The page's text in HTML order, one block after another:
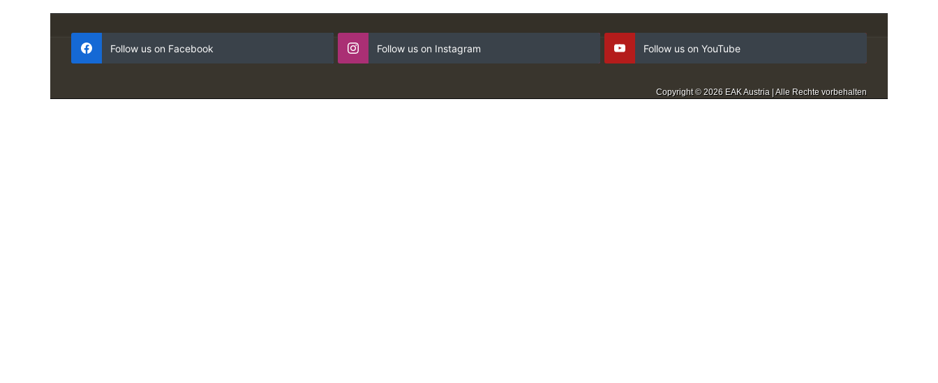
Follow us on Facebook Follow us on Instagram Follow us on YouTube
Copyright © 2026 EAK Austria | Alle Rechte vorbehalten